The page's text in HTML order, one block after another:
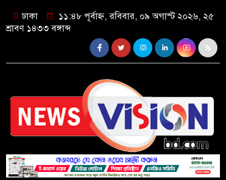
ঢাকা
১১:৪৮ পূর্বাহ্ন, রবিবার, ০৯ অগাস্ট ২০২৬, ২৫
শ্রাবণ ১৪৩৩ বঙ্গাব্দ